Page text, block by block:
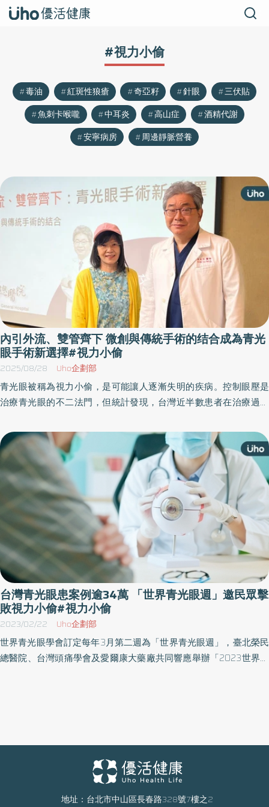
#視力小偷
毒油 紅斑性狼瘡 奇亞籽 針眼
三伏貼
魚刺卡喉嚨
中耳炎 高山症
酒精代謝
安寧病房
周邊靜脈營養
內引外流、雙管齊下 微創與傳統手術的结合成為青光
眼手術新選擇#視力小偷
2025/08/28 Uho企劃部
青光眼被稱為視力小偷，是可能讓人逐漸失明的疾病。控制眼壓是
治療青光眼的不二法門，但統計發現，台灣近半數患者在治療過程
藥。如何建立正確觀念，鼓勵穩定治療青光眼，以免錯過治療黃金
期，是當前青光眼治療的重要課題。 台灣青光眼患者約占總人口
1.75%，年齡愈大，比率愈高。健保統計，青光眼就診人數從民國
105年的35萬人，到110年上升至43萬人，五年成長22%，原因在於
高度近視人口增加，眼科健檢普及與診斷科技進步，因此找到更多
患者。 青光眼因眼內液體，即房水液無法正常排出，造成眼壓過
高，壓迫視神經，使之受損萎縮，產生視野逐漸縮小。目前治療方
法主要是控制眼壓，當眼藥水、雷射治療效果不佳，或患者無法容
忍副作用時，一般會考慮手術。但傳統小樑青光眼濾過手術雖能有
效降低眼壓，但傷口大、造成患者術後恢復時間較長且風險較高，
影響患者接受度。 微創青光眼手術（minimally invasive glaucoma
surgery, MIGS），將迷你引流管置入眼內，加強房水排出，控制眼
壓，特色是傷口小，術後併發症機率較低，恢復也更快 但是微創手
術的缺點是降眼壓的幅度不夠大，所以對某些需要降壓較多的患
者，仍需依靠傳統的小樑濾過手術。 如何使用一個新的手術方式，
同時具有微創的特徵及小樑切除手術的降壓效果，是眼科一直在追
臨床結果顯示，手術的降眼壓效果顯著，成功率提升，病人恢復期
三總眼科。今年4月9日接受這項新型手術，術前眼壓高於20毫米汞
柱，手術後眼壓穩定控制在7到8毫米汞柱，目前恢復良好。患者對
台灣青光眼患案例逾34萬 「世界青光眼週」邀民眾擊
敗視力小偷#視力小偷
2023/02/22 Uho企劃部
世界青光眼學會訂定每年3月第二週為「世界青光眼週」，臺北榮民
總醫院、台灣頭痛學會及愛爾康大藥廠共同響應舉辦「2023世界青
老化及近視族群增加，青光眼患者也不斷成長，且年齡層有年輕化
的趨勢，將對國人的視覺健康造成嚴重影響。但是青光眼初期症狀
並不明顯，難以自我覺察，患者發現時通常病情已經相當嚴重，甚
地址：台北市中山區長春路328號7樓之2